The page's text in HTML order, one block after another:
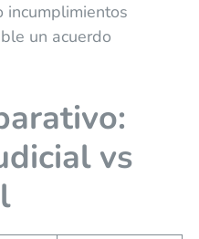
incumplimientos
un acuerdo
vs